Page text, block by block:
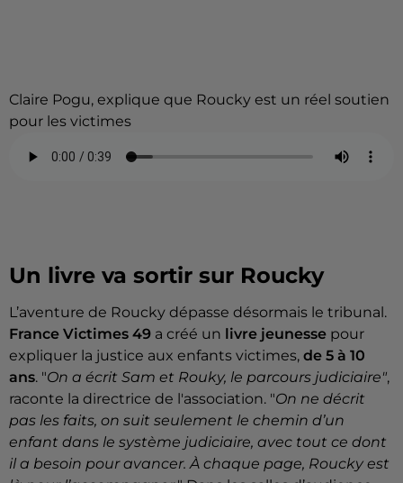
Claire Pogu, explique que Roucky est un réel soutien
pour les victimes
Un livre va sortir sur Roucky
L’aventure de Roucky dépasse désormais le tribunal.
France Victimes 49 a créé un livre jeunesse pour
expliquer la justice aux enfants victimes, de 5 à 10
ans. "On a écrit Sam et Rouky, le parcours judiciaire",
raconte la directrice de l'association. "On ne décrit
pas les faits, on suit seulement le chemin d’un
enfant dans le système judiciaire, avec tout ce dont
il a besoin pour avancer. À chaque page, Roucky est